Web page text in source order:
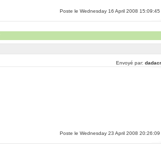
Poste le Wednesday 16 April 2008 15:09:45
Envoyé par:
Poste le Wednesday 23 April 2008 20:26:09